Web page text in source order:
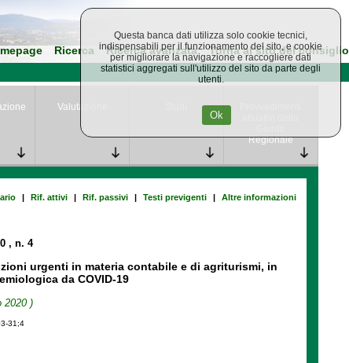
Ricerca Ricerca avanzata Torna al sito del consiglio
Valutazione
Regionale
| Rif. attivi | Rif. passivi | Testi previgenti | Altre informazioni
, n. 4
urgenti in materia contabile e di agriturismi, in
da COVID-19
2020 )
31;4
Questa banca dati utilizza solo cookie tecnici,
indispensabili per il funzionamento del sito, e cookie
per migliorare la navigazione e raccogliere dati
statistici aggregati sull'utilizzo del sito da parte degli
utenti.
Ok